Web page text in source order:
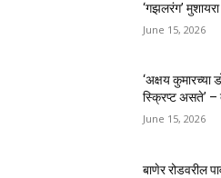
‘गझलरंग’
June 15, 2026
‘अक्षय कुमारच्या
स्क्रिप्ट असते’ –
June 15, 2026
बाणेर रोडवरील